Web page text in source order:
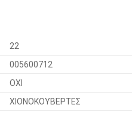
22
005600712
ΟΧΙ
ΧΙΟΝΟΚΟΥΒΕΡΤΕΣ